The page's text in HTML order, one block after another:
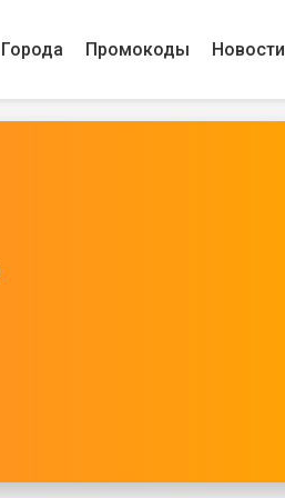
Города Промокоды Новости